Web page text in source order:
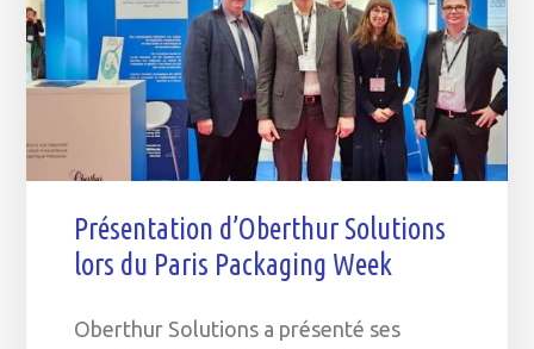
Présentation d’Oberthur Solutions
lors du Paris Packaging Week
Oberthur Solutions a présenté ses